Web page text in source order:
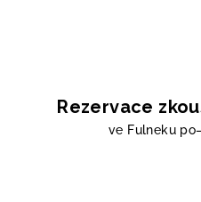
Rezervace
ve Fulneku